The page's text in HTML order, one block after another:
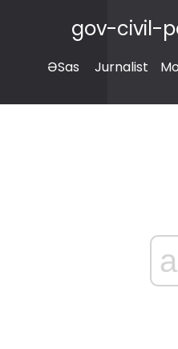
gov-civil-
ƏSas Jurnalist